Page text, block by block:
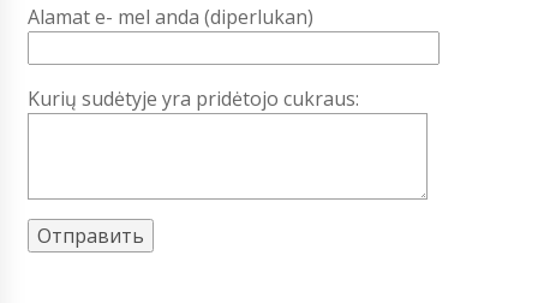
Alamat e- mel anda (diperlukan)
Kurių sudėtyje yra pridėtojo cukraus: